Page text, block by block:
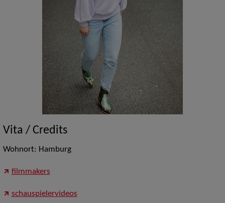
Vita / Credits
Wohnort: Hamburg
filmmakers
schauspielervideos